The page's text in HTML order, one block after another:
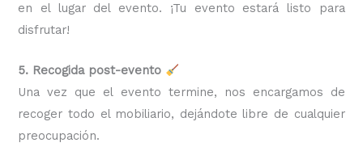
en el lugar del evento. ¡Tu evento estará listo para
disfrutar!
5. Recogida post-evento
Una vez que el evento termine, nos encargamos de
recoger todo el mobiliario, dejándote libre de cualquier
preocupación.